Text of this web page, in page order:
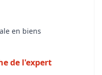
en biens
de l'expert